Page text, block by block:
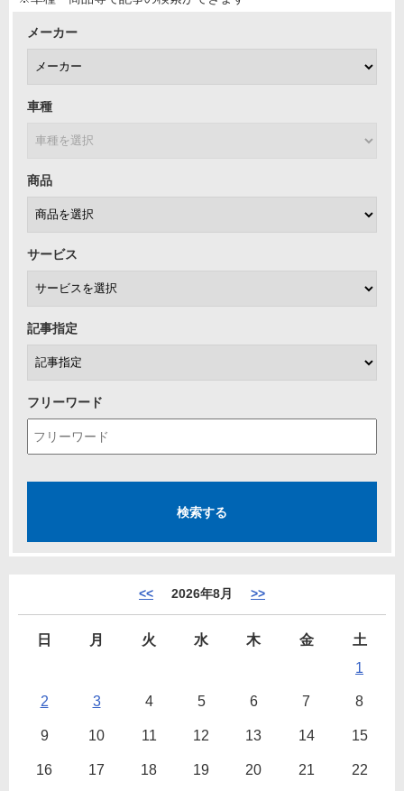
メーカー
車種
商品
サービス
記事指定
フリーワード
<< 2026年8月 >>
日 月 火 水 木 金
土
1
2 3 4 5 6 7 8
9 10 11 12 13 14 15
16 17 18 19 20 21 22